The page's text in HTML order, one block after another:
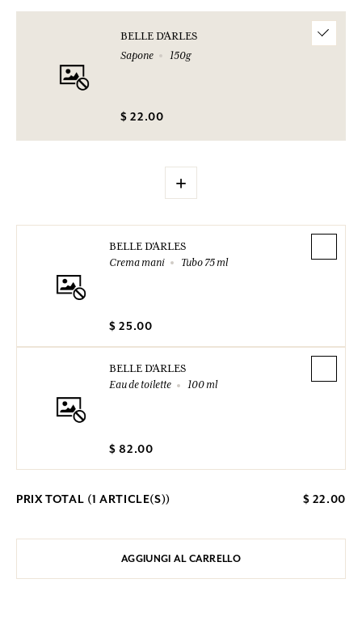
BELLE D'ARLES
Sapone
150g
$ 22.00
+
BELLE D'ARLES
Crema mani
Tubo 75 ml
$ 25.00
BELLE D'ARLES
Eau de toilette
100 ml
$ 82.00
PRIX TOTAL (1 ARTICLE(S)) $ 22.00
AGGIUNGI AL CARRELLO